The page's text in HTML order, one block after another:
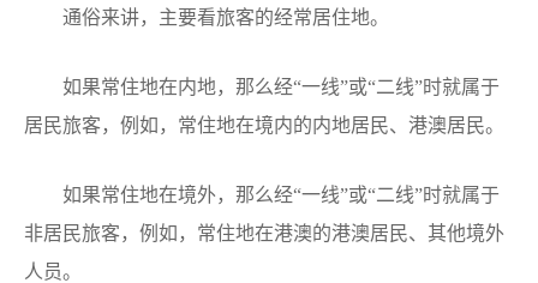
通俗来讲，主要看旅客的经常居住地。
如果常住地在内地，那么经“一线”或“二线”时就属于
居民旅客，例如，常住地在境内的内地居民、港澳居民。
如果常住地在境外，那么经“一线”或“二线”时就属于
非居民旅客，例如，常住地在港澳的港澳居民、其他境外
人员。